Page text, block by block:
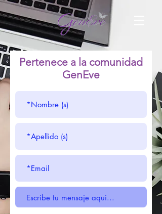
Pertenece a la comunidad
GenEve